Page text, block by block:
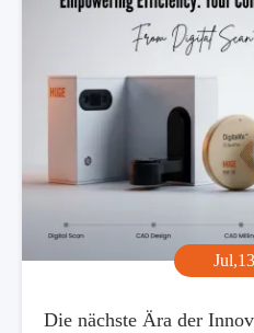
Die nächste Ära der